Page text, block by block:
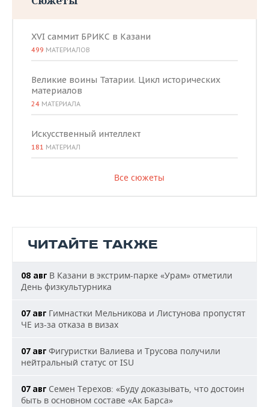
XVI саммит БРИКС в Казани
499 МАТЕРИАЛОВ
Великие воины Татарии. Цикл исторических
материалов
24 МАТЕРИАЛА
Искусственный интеллект
181 МАТЕРИАЛ
Все сюжеты
ЧИТАЙТЕ ТАКЖЕ
08 авг В Казани в экстрим-парке «Урам» отметили
День физкультурника
07 авг Гимнастки Мельникова и Листунова пропустят
ЧЕ из-за отказа в визах
07 авг Фигуристки Валиева и Трусова получили
нейтральный статус от ISU
07 авг Семен Терехов: «Буду доказывать, что достоин
быть в основном составе «Ак Барса»